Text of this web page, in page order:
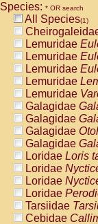
Species: * OR search
All Species(1)
Lemuridae
Lemuridae
Lemuridae
Lemuridae
Lemuridae
Galagidae
Galagidae
Galagidae
Galagidae
Loridae Loris
Loridae
Loridae
Loridae
Tarsiidae
Cebidae